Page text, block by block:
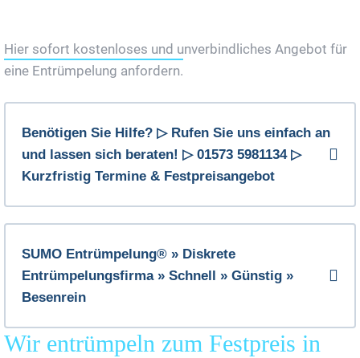
Hier sofort kostenloses und unverbindliches Angebot für
eine Entrümpelung anfordern.
Benötigen Sie Hilfe? ▷ Rufen Sie uns einfach an
und lassen sich beraten! ▷ 01573 5981134 ▷
Kurzfristig Termine & Festpreisangebot
SUMO Entrümpelung® » Diskrete
Entrümpelungsfirma » Schnell » Günstig »
Besenrein
Wir entrümpeln zum Festpreis in